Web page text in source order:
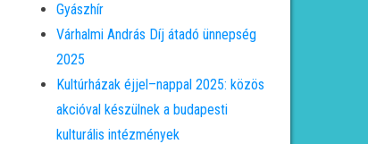
Gyászhír
Várhalmi András Díj átadó ünnepség
2025
Kultúrházak éjjel–nappal 2025: közös
akcióval készülnek a budapesti
kulturális intézmények